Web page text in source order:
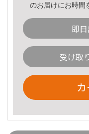
のお届けにお時間
即
受け取